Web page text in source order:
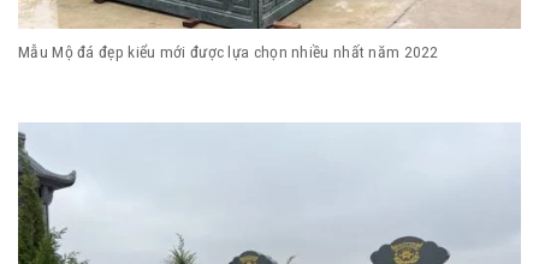
Mẫu Mộ đá đẹp kiểu mới được lựa chọn nhiều nhất năm 2022